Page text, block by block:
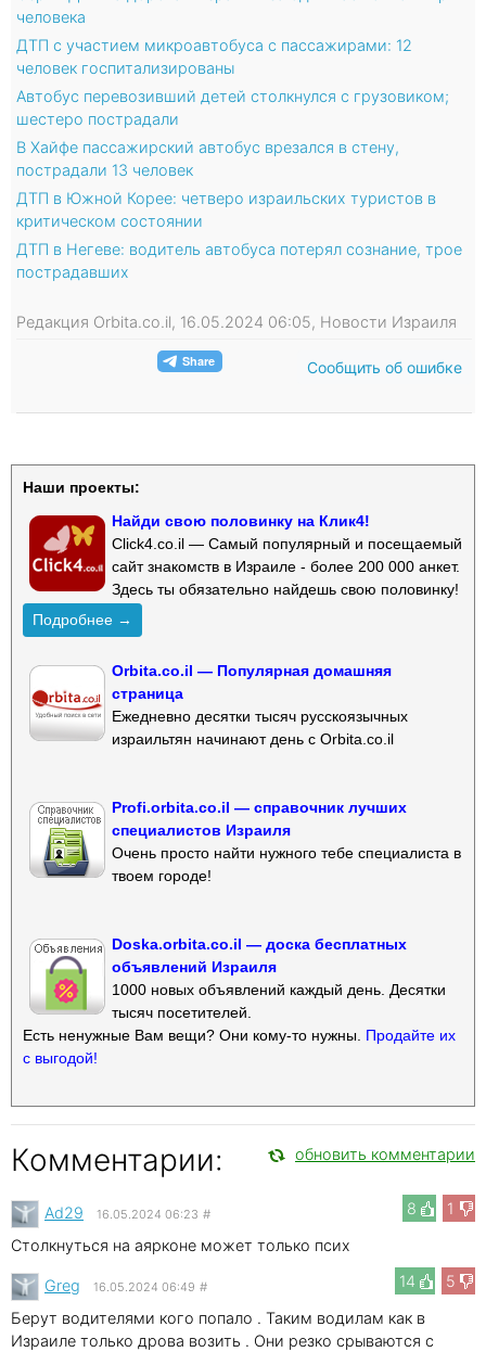
человека
ДТП с участием микроавтобуса с пассажирами: 12
человек госпитализированы
Автобус перевозивший детей столкнулся с грузовиком;
шестеро пострадали
В Хайфе пассажирский автобус врезался в стену,
пострадали 13 человек
ДТП в Южной Корее: четверо израильских туристов в
критическом состоянии
ДТП в Негеве: водитель автобуса потерял сознание, трое
пострадавших
Редакция Orbita.co.il, 16.05.2024 06:05, Новости Израиля
Сообщить об ошибке
Наши проекты:
Найди свою половинку на Клик4!
Click4.co.il — Самый популярный и посещаемый
сайт знакомств в Израиле - более 200 000 анкет.
Здесь ты обязательно найдешь свою половинку!
Подробнее →
Orbita.co.il — Популярная домашняя
страница
Ежедневно десятки тысяч русскоязычных
израильтян начинают день с Orbita.co.il
Profi.orbita.co.il — справочник лучших
специалистов Израиля
Очень просто найти нужного тебе специалиста в
твоем городе!
Doska.orbita.co.il — доска бесплатных
объявлений Израиля
1000 новых объявлений каждый день. Десятки
тысяч посетителей.
Есть ненужные Вам вещи? Они кому-то нужны. Продайте их
с выгодой!
Комментарии: обновить комментарии
8 1
Ad29 16.05.2024 06:23 #
Столкнуться на аярконе может только псих
14
5
Greg 16.05.2024 06:49 #
Берут водителями кого попало . Таким водилам как в
Израиле только дрова возить . Они резко срываются с